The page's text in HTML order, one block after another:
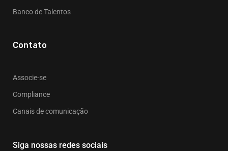
Banco de Talentos
Contato
Associe-se
Compliance
Canais de comunicação
Siga nossas redes sociais